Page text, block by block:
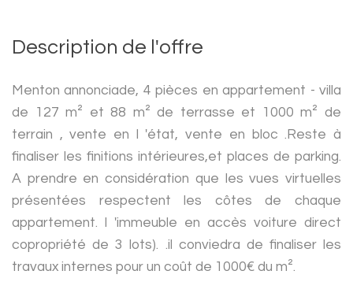
Description de l'offre
Menton annonciade, 4 pièces en appartement - villa
de 127 m² et 88 m² de terrasse et 1000 m² de
terrain , vente en l 'état, vente en bloc .Reste à
finaliser les finitions intérieures,et places de parking.
A prendre en considération que les vues virtuelles
présentées respectent les côtes de chaque
appartement. l 'immeuble en accès voiture direct
copropriété de 3 lots). .il conviedra de finaliser les
travaux internes pour un coût de 1000€ du m².